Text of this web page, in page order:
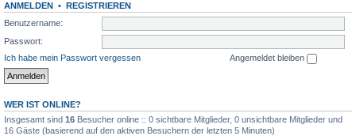
ANMELDEN • REGISTRIEREN
Benutzername:
Passwort:
Ich habe mein Passwort vergessen
Angemeldet bleiben
WER IST ONLINE?
Insgesamt sind 16 Besucher online :: 0 sichtbare Mitglieder, 0 unsichtbare Mitglieder und
16 Gäste (basierend auf den aktiven Besuchern der letzten 5 Minuten)